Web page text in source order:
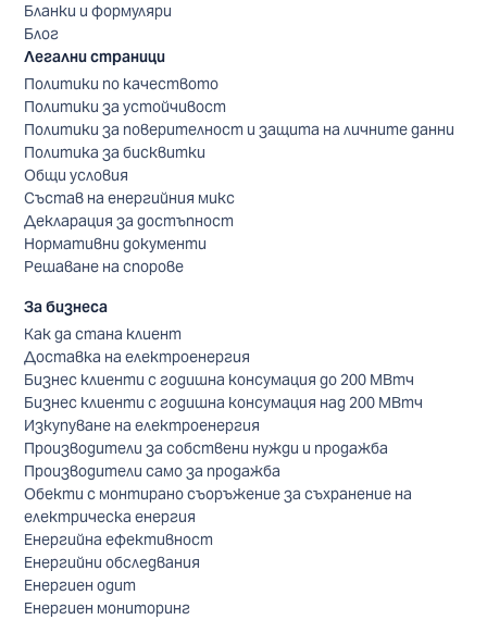
Бланки и формуляри
Блог
Легални страници
Политики по качеството
Политики за устойчивост
Политики за поверителност и защита на личните данни
Политика за бисквитки
Общи условия
Състав на енергийния микс
Декларация за достъпност
Нормативни документи
Решаване на спорове
За бизнеса
Как да стана клиент
Доставка на електроенергия
Бизнес клиенти с годишна консумация до 200 МВтч
Бизнес клиенти с годишна консумация над 200 МВтч
Изкупуване на електроенергия
Производители за собствени нужди и продажба
Производители само за продажба
Обекти с монтирано съоръжение за съхранение на
електрическа енергия
Енергийна ефективност
Енергийни обследвания
Енергиен одит
Енергиен мониторинг